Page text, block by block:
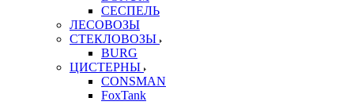
СЕСПЕЛЬ
ЛЕСОВОЗЫ
СТЕКЛОВОЗЫ
BURG
ЦИСТЕРНЫ
CONSMAN
FoxTank